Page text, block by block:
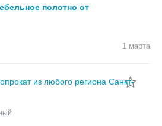
полотно от
1 марта